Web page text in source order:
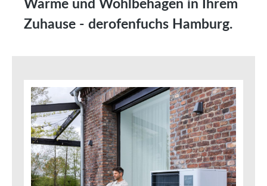
Wärme und Wohlbehagen in Ihrem
Zuhause - derofenfuchs Hamburg.